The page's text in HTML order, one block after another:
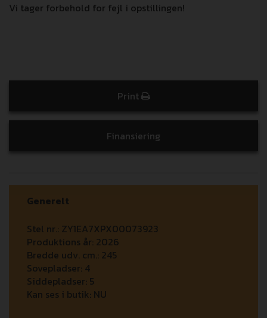
Vi tager forbehold for fejl i opstillingen!
Print
Finansiering
Generelt
Stel nr.: ZY1EA7XPX00073923
Produktions år: 2026
Bredde udv. cm.: 245
Sovepladser: 4
Siddepladser: 5
Kan ses i butik: NU